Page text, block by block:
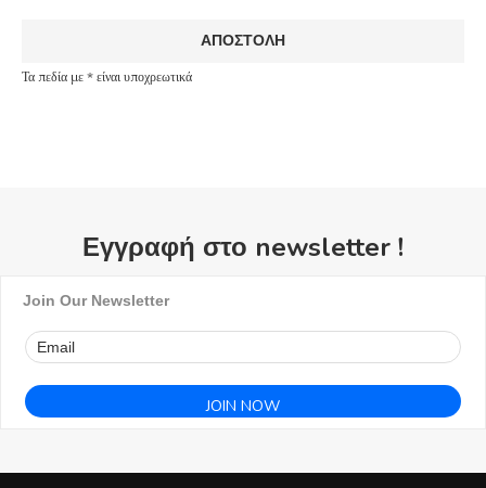
Τα πεδία με * είναι υποχρεωτικά
Εγγραφή στο newsletter !
Join Our Newsletter